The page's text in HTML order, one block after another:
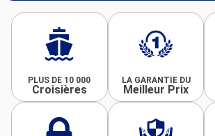
PLUS DE 10 000
Croisières
LA GARANTIE DU
Meilleur Prix